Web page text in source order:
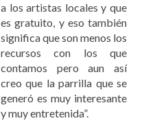
a los artistas locales y que
es gratuito, y eso también
significa que son menos los
recursos con los que
contamos pero aun así
creo que la parrilla que se
generó es muy interesante
y muy entretenida”.